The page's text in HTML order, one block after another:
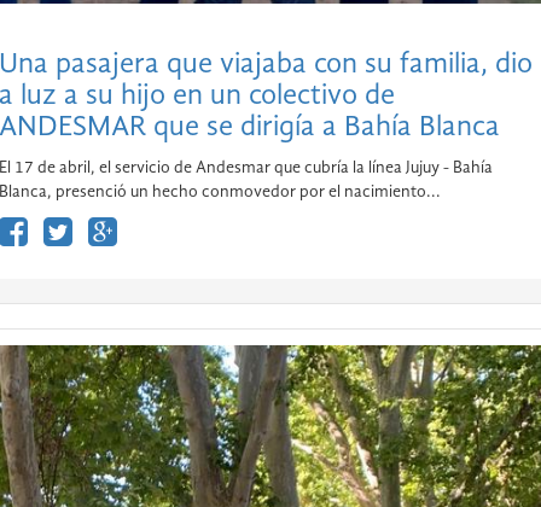
Una pasajera que viajaba con su familia, dio
a luz a su hijo en un colectivo de
ANDESMAR que se dirigía a Bahía Blanca
El 17 de abril, el servicio de Andesmar que cubría la línea Jujuy - Bahía
Blanca, presenció un hecho conmovedor por el nacimiento...